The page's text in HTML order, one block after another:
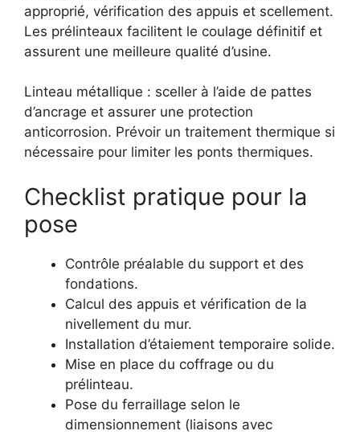
approprié, vérification des appuis et scellement.
Les prélinteaux facilitent le coulage définitif et
assurent une meilleure qualité d’usine.
Linteau métallique : sceller à l’aide de pattes
d’ancrage et assurer une protection
anticorrosion. Prévoir un traitement thermique si
nécessaire pour limiter les ponts thermiques.
Checklist pratique pour la
pose
Contrôle préalable du support et des
fondations.
Calcul des appuis et vérification de la
nivellement du mur.
Installation d’étaiement temporaire solide.
Mise en place du coffrage ou du
prélinteau.
Pose du ferraillage selon le
dimensionnement (liaisons avec